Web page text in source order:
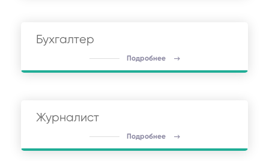
Бухгалтер
Подробнее
Журналист
Подробнее